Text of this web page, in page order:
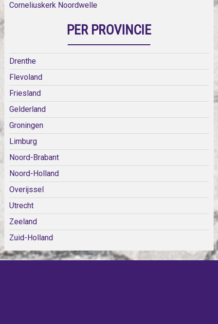
Corneliuskerk Noordwelle
PER PROVINCIE
Drenthe
Flevoland
Friesland
Gelderland
Groningen
Limburg
Noord-Brabant
Noord-Holland
Overijssel
Utrecht
Zeeland
Zuid-Holland